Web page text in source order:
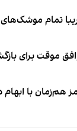
تمام
موقت برای
با ابهام